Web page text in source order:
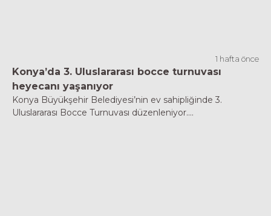
1 hafta önce
Konya’da 3. Uluslararası bocce turnuvası
heyecanı yaşanıyor
Konya Büyükşehir Belediyesi’nin ev sahipliğinde 3.
Uluslararası Bocce Turnuvası düzenleniyor....